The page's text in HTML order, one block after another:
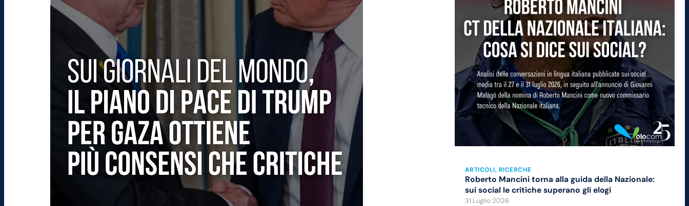
ARTICOLI, RICERCHE
Roberto Mancini torna alla guida della Nazionale:
sui social le critiche superano gli elogi
31 Luglio 2026